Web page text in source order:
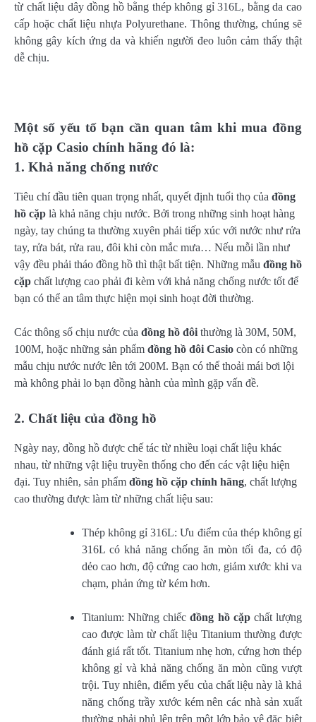
từ chất liệu dây đồng hồ bằng thép không gỉ 316L, bằng da cao
cấp hoặc chất liệu nhựa Polyurethane. Thông thường, chúng sẽ
không gây kích ứng da và khiến người đeo luôn cảm thấy thật
dễ chịu.
Một số yếu tố bạn cần quan tâm khi mua đồng
hồ cặp Casio chính hãng đó là:
1. Khả năng chống nước
Tiêu chí đầu tiên quan trọng nhất, quyết định tuổi thọ của đồng
hồ cặp là khả năng chịu nước. Bởi trong những sinh hoạt hàng
ngày, tay chúng ta thường xuyên phải tiếp xúc với nước như rửa
tay, rửa bát, rửa rau, đôi khi còn mắc mưa… Nếu mỗi lần như
vậy đều phải tháo đồng hồ thì thật bất tiện. Những mẫu đồng hồ
cặp chất lượng cao phải đi kèm với khả năng chống nước tốt để
bạn có thể an tâm thực hiện mọi sinh hoạt đời thường.
Các thông số chịu nước của đồng hồ đôi thường là 30M, 50M,
100M, hoặc những sản phẩm đồng hồ đôi Casio còn có những
mẫu chịu nước nước lên tới 200M. Bạn có thể thoải mái bơi lội
mà không phải lo bạn đồng hành của mình gặp vấn đề.
2. Chất liệu của đồng hồ
Ngày nay, đồng hồ được chế tác từ nhiều loại chất liệu khác
nhau, từ những vật liệu truyền thống cho đến các vật liệu hiện
đại. Tuy nhiên, sản phẩm đồng hồ cặp chính hãng, chất lượng
cao thường được làm từ những chất liệu sau:
Thép không gỉ 316L: Ưu điểm của thép không gỉ
316L có khả năng chống ăn mòn tối đa, có độ
dẻo cao hơn, độ cứng cao hơn, giảm xước khi va
chạm, phản ứng từ kém hơn.
Titanium: Những chiếcđồng hồ cặp chất lượng
cao được làm từ chất liệu Titanium thường được
đánh giá rất tốt. Titanium nhẹ hơn, cứng hơn thép
không gỉ và khả năng chống ăn mòn cũng vượt
trội. Tuy nhiên, điểm yếu của chất liệu này là khả
năng chống trầy xước kém nên các nhà sản xuất
thường phải phủ lên trên một lớp bảo vệ đặc biệt